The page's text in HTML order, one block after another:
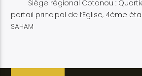
Siège régional Cotonou :
portail principal de l’Eglise, 4ème
SAHAM